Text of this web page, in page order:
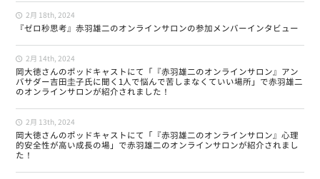
2月 18th, 2024
『ゼロ秒思考』赤羽雄二のオンラインサロンの参加メンバーインタビュー
2月 14th, 2024
岡大徳さんのポッドキャストにて「『赤羽雄二のオンラインサロン』アン
バサダー吉田圭子氏に聞く1人で悩んで苦しまなくていい場所」で赤羽雄二
のオンラインサロンが紹介されました！
2月 13th, 2024
岡大徳さんのポッドキャストにて「『赤羽雄二のオンラインサロン』心理
的安全性が高い成長の場」で赤羽雄二のオンラインサロンが紹介されまし
た！